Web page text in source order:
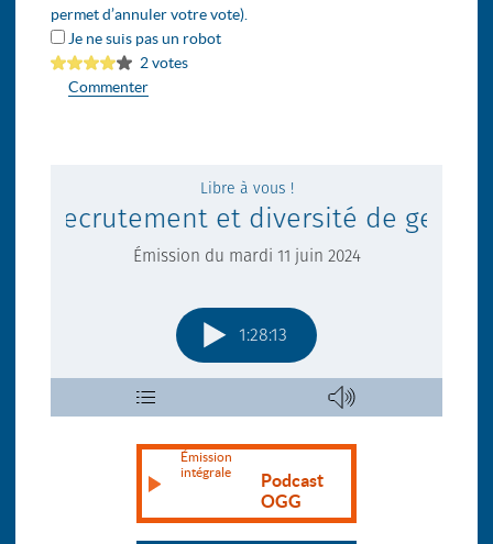
permet d’annuler votre vote).
Je ne suis pas un robot
2 votes
Commenter
Émission
intégrale
Podcast
OGG